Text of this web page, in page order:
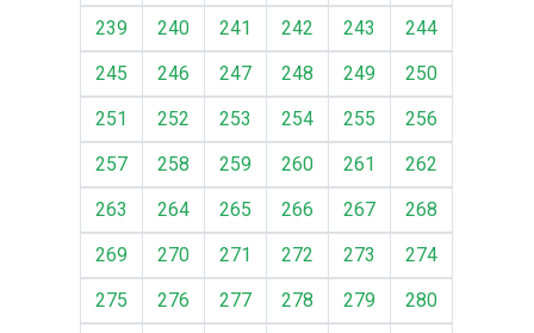
239
240 241 242 243
244
245
246 247 248 249
250
251
252 253 254 255
256
257
258 259 260 261
262
263
264 265 266 267
268
269
270 271 272 273
274
275
276 277 278 279
280